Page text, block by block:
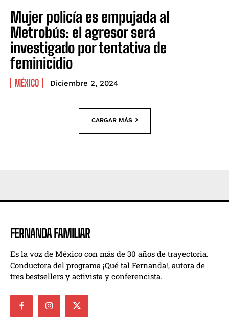
Mujer policía es empujada al
Metrobús: el agresor será
investigado por tentativa de
feminicidio
MÉXICO Diciembre 2, 2024
CARGAR MÁS
FERNANDA FAMILIAR
Es la voz de México con más de 30 años de trayectoria.
Conductora del programa ¡Qué tal Fernanda!, autora de
tres bestsellers y activista y conferencista.